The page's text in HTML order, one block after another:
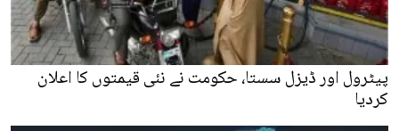
پیٹرول اور ڈیزل سستا، حکومت نے نئی قیمتوں کا اعلان
کردیا